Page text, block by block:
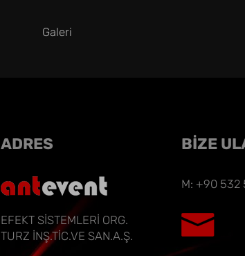
Galeri
ADRES
EFEKT SİSTEMLERİ ORG.
TURZ İNŞ.TİC.VE SAN.A.Ş.
BİZE
M: +90 532